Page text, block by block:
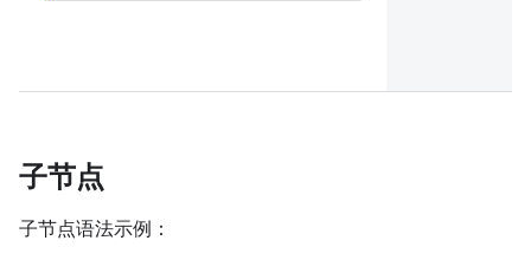
子节点
子节点语法示例：